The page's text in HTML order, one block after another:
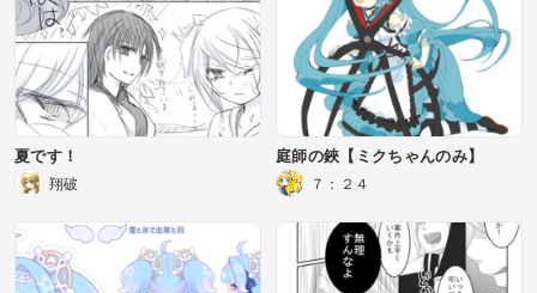
夏です！
翔破
庭師の鋏【ミクちゃんのみ】
７：２４